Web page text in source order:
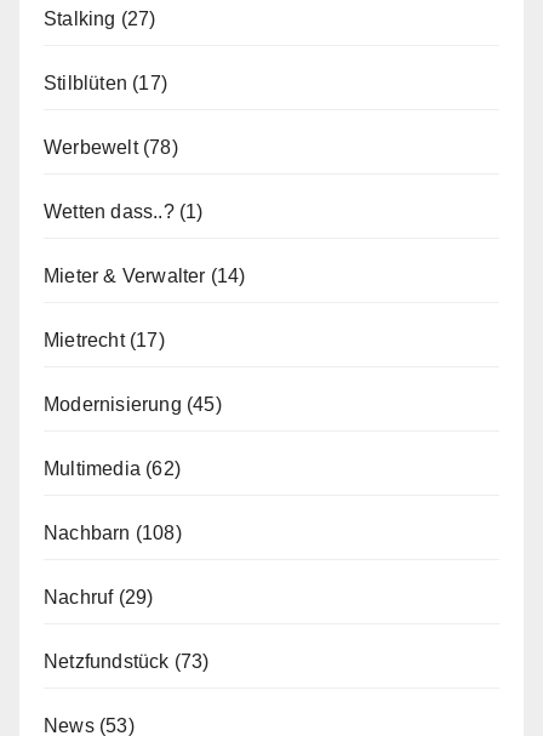
Stalking (27)
Stilblüten (17)
Werbewelt(78)
Wetten dass..?(1)
Mieter & Verwalter (14)
Mietrecht(17)
Modernisierung (45)
Multimedia (62)
Nachbarn (108)
Nachruf(29)
Netzfundstück (73)
News(53)